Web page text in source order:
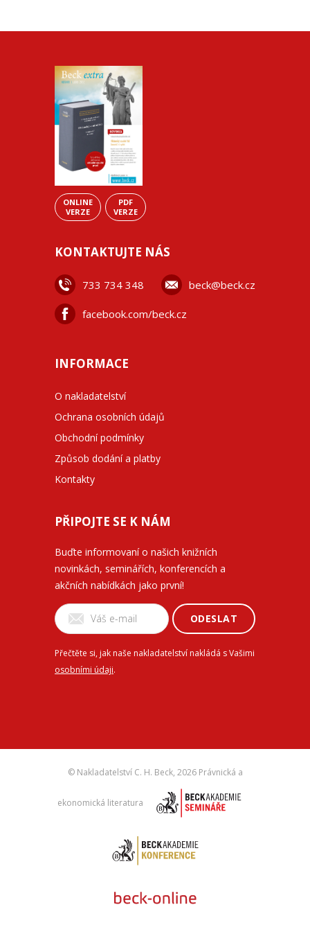
ONLINE
VERZE
PDF
VERZE
KONTAKTUJTE NÁS
733 734 348 beck@beck.cz
facebook.com/beck.cz
INFORMACE
O nakladatelství
Ochrana osobních údajů
Obchodní podmínky
Způsob dodání a platby
Kontakty
PŘIPOJTE SE K NÁM
Buďte informovaní o našich knižních
novinkách, seminářích, konferencích a
akčních nabídkách jako první!
ODESLAT
Přečtěte si, jak naše nakladatelství nakládá s Vašimi
osobními údaji.
© Nakladatelství C. H. Beck, 2026 Právnická a
ekonomická literatura